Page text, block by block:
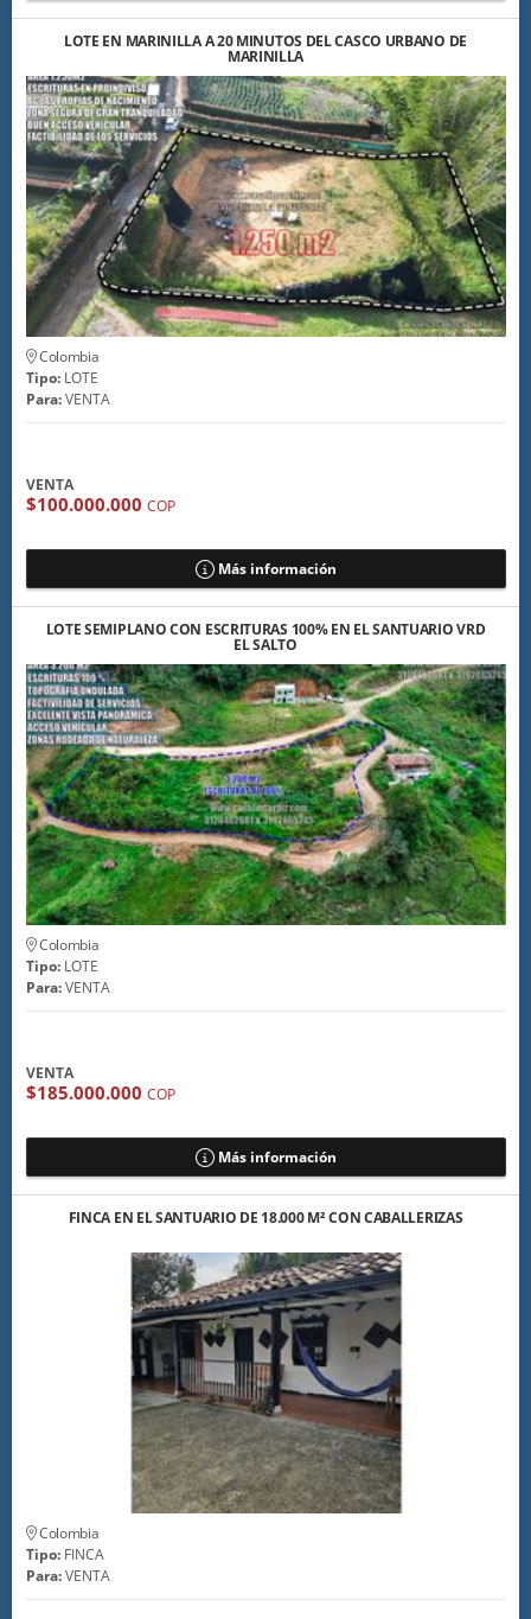
LOTE EN MARINILLA A 20 MINUTOS DEL CASCO URBANO DE
MARINILLA
Colombia
Tipo:LOTE
Para:VENTA
VENTA
$100.000.000 COP
Más información
LOTE SEMIPLANO CON ESCRITURAS 100% EN EL SANTUARIO VRD
EL SALTO
Colombia
Tipo:LOTE
Para:VENTA
VENTA
$185.000.000 COP
Más información
FINCA EN EL SANTUARIO DE 18.000 M² CON CABALLERIZAS
Colombia
Tipo:FINCA
Para:VENTA